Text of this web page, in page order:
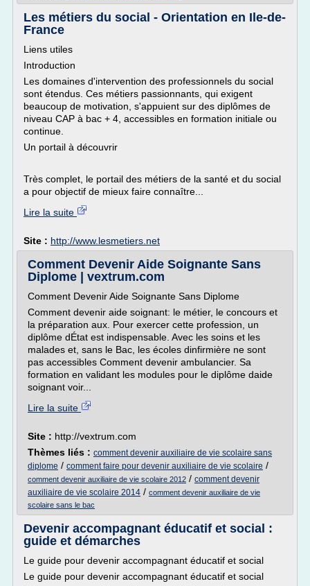
Les métiers du social - Orientation en Ile-de-
France
Liens utiles
Introduction
Les domaines d'intervention des professionnels du social
sont étendus. Ces métiers passionnants, qui exigent
beaucoup de motivation, s'appuient sur des diplômes de
niveau CAP à bac + 4, accessibles en formation initiale ou
continue.
Un portail à découvrir
Très complet, le portail des métiers de la santé et du social
a pour objectif de mieux faire connaître...
Lire la suite
Site : http://www.lesmetiers.net
Comment Devenir Aide Soignante Sans
Diplome | vextrum.com
Comment Devenir Aide Soignante Sans Diplome
Comment devenir aide soignant: le métier, le concours et
la préparation aux. Pour exercer cette profession, un
diplôme dÉtat est indispensable. Avec les soins et les
malades et, sans le Bac, les écoles dinfirmière ne sont
pas accessibles Comment devenir ambulancier. Sa
formation en validant les modules pour le diplôme daide
soignant voir...
Lire la suite
Site : http://vextrum.com
Thèmes liés : comment devenir auxiliaire de vie scolaire sans
diplome / comment faire pour devenir auxiliaire de vie scolaire /
comment devenir auxiliaire de vie scolaire 2012 / comment devenir
auxiliaire de vie scolaire 2014 / comment devenir auxiliaire de vie
scolaire sans le bac
Devenir accompagnant éducatif et social :
guide et démarches
Le guide pour devenir accompagnant éducatif et social
Le guide pour devenir accompagnant éducatif et social